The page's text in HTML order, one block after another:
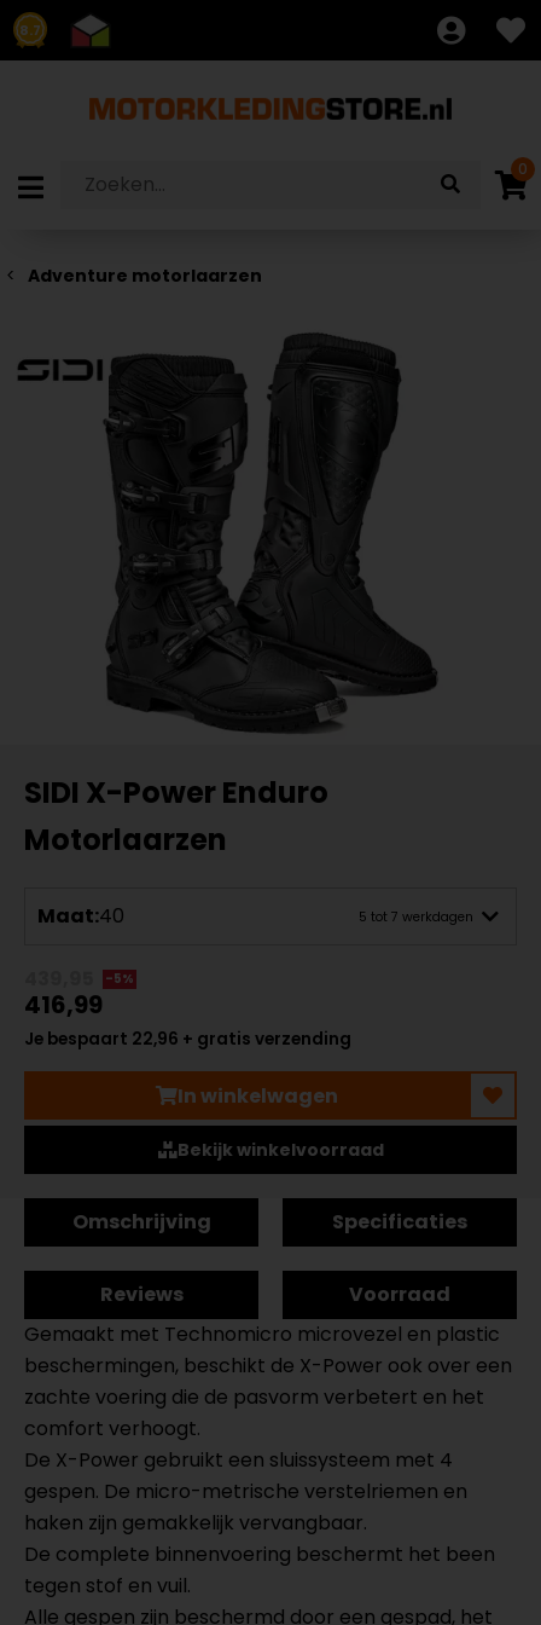
8.7
0
Adventure motorlaarzen
SIDI X-Power Enduro
Motorlaarzen
Maat:40 5 tot 7 werkdagen
-5%
416,99
Je bespaart 22,96 + gratis verzending
In winkelwagen
Bekijk winkelvoorraad
Omschrijving Specificaties
Reviews
Voorraad
Gemaakt met Technomicro microvezel en plastic
beschermingen, beschikt de X-Power ook over een
zachte voering die de pasvorm verbetert en het
comfort verhoogt.
De X-Power gebruikt een sluissysteem met 4
gespen. De micro-metrische verstelriemen en
haken zijn gemakkelijk vervangbaar.
De complete binnenvoering beschermt het been
tegen stof en vuil.
Alle gespen zijn beschermd door een gespad, het